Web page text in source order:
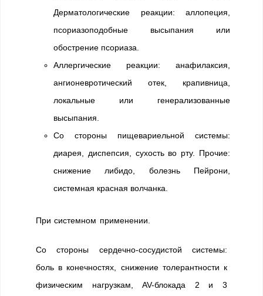
Дерматологические реакции: аллопеция,
псориазоподобные высыпания или
обострение псориаза.
Аллергические реакции: анафилаксия,
ангионевротический отек, крапивница,
локальные или генерализованные
высыпания.
Со стороны пищевариельной системы:
диарея, диспепсия, сухость во рту. Прочие:
снижение либидо, болезнь Пейрони,
системная красная волчанка.
При системном применении.
Со стороны сердечно-сосудистой системы:
боль в конечностях, снижение толерантности к
физическим нагрузкам, AV-блокада 2 и 3